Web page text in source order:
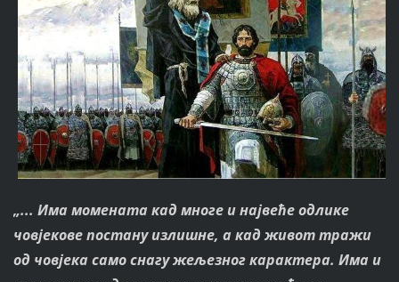
„... Има момената кад многе и највеће одлике
човјекове постану излишне, а кад живот тражи
од човјека само снагу жељезног карактера. Има и